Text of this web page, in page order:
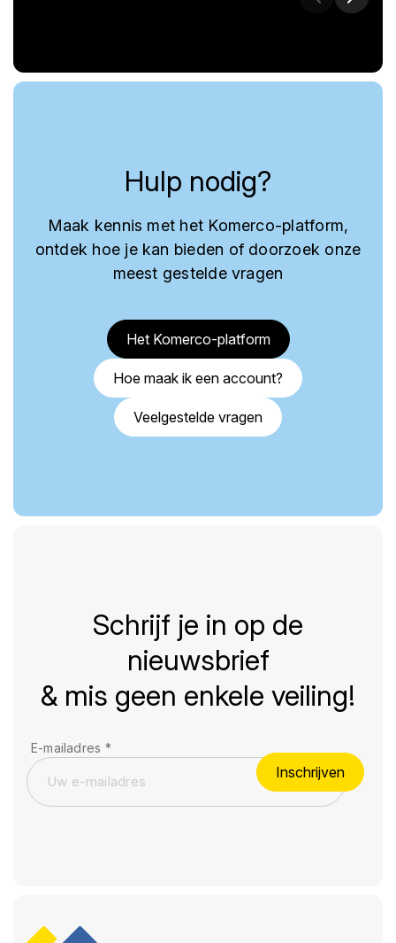
Hulp nodig?
Maak kennis met het Komerco-platform,
ontdek hoe je kan bieden of doorzoek onze
meest gestelde vragen
Het Komerco-platform
Hoe maak ik een account?
Veelgestelde vragen
Schrijf je in op de
nieuwsbrief
& mis geen enkele veiling!
E-mailadres *
Inschrijven